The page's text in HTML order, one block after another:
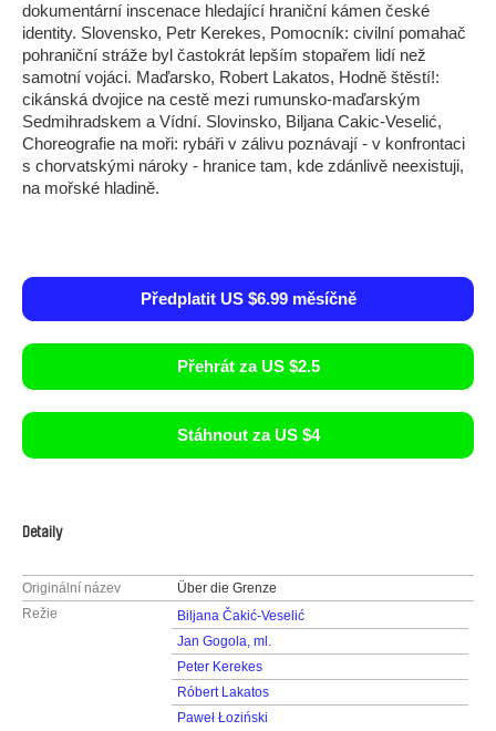
dokumentární inscenace hledající hraniční kámen české
identity. Slovensko, Petr Kerekes, Pomocník: civilní pomahač
pohraniční stráže byl častokrát lepším stopařem lidí než
samotní vojáci. Maďarsko, Robert Lakatos, Hodně štěstí!:
cikánská dvojice na cestě mezi rumunsko-maďarským
Sedmihradskem a Vídní. Slovinsko, Biljana Cakic-Veselić,
Choreografie na moři: rybáři v zálivu poznávají - v konfrontaci
s chorvatskými nároky - hranice tam, kde zdánlivě neexistuji,
na mořské hladině.
Předplatit US $6.99 měsíčně
Přehrát za US $2.5
Stáhnout za US $4
Detaily
Originální název
Über die Grenze
Režie
Biljana Čakić-Veselić
Jan Gogola, ml.
Peter Kerekes
Róbert Lakatos
Paweł Łoziński